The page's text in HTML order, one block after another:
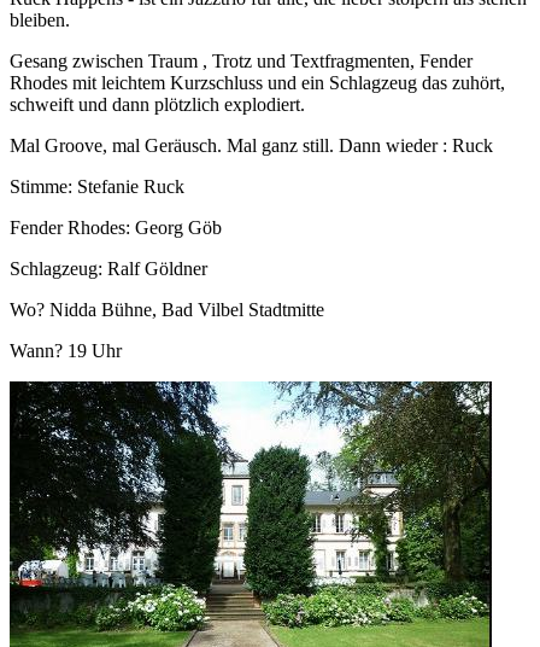
bleiben.
Gesang zwischen Traum , Trotz und Textfragmenten, Fender
Rhodes mit leichtem Kurzschluss und ein Schlagzeug das zuhört,
schweift und dann plötzlich explodiert.
Mal Groove, mal Geräusch. Mal ganz still. Dann wieder : Ruck
Stimme: Stefanie Ruck
Fender Rhodes: Georg Göb
Schlagzeug: Ralf Göldner
Wo? Nidda Bühne, Bad Vilbel Stadtmitte
Wann? 19 Uhr